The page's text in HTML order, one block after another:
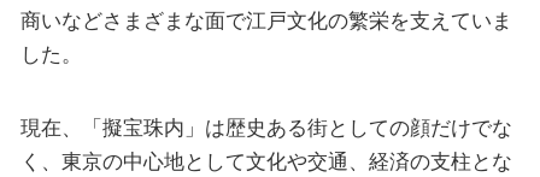
商いなどさまざまな面で江戸文化の繁栄を支えていま
した。
現在、「擬宝珠内」は歴史ある街としての顔だけでな
く、東京の中心地として文化や交通、経済の支柱とな